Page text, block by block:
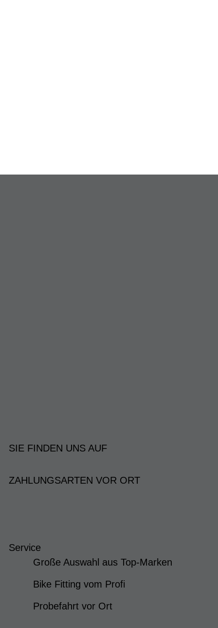
SIE FINDEN UNS AUF
ZAHLUNGSARTEN VOR ORT
Service
Große Auswahl aus Top-Marken
Bike Fitting vom Profi
Probefahrt vor Ort